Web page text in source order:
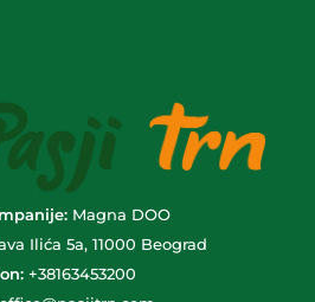
Magna DOO
Ilića 5a, 11000 Beograd
+38163453200